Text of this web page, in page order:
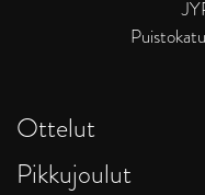
Ottelut
Pikkujoulut